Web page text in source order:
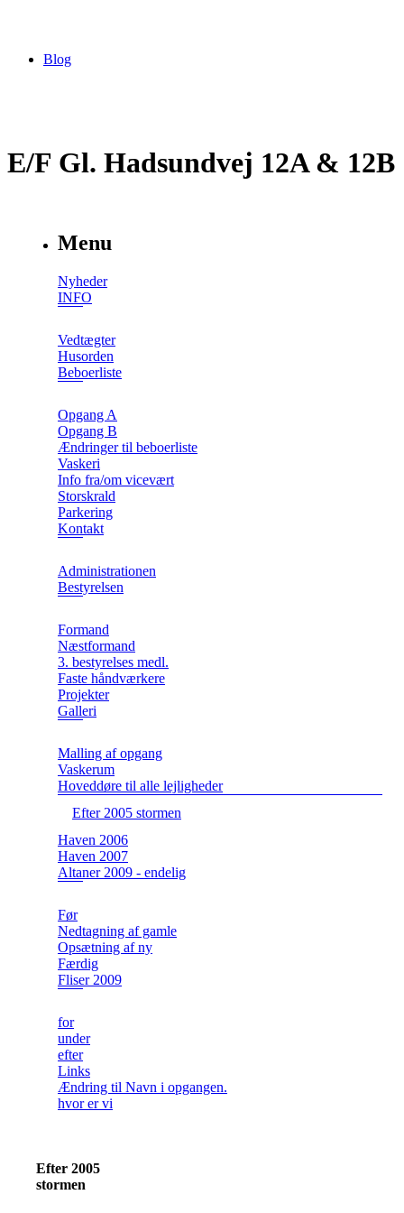
Blog
E/F Gl. Hadsundvej 12A & 12B
Menu
Nyheder
INFO
Vedtægter
Husorden
Beboerliste
Opgang A
Opgang B
Ændringer til beboerliste
Vaskeri
Info fra/om vicevært
Storskrald
Parkering
Kontakt
Administrationen
Bestyrelsen
Formand
Næstformand
3. bestyrelses medl.
Faste håndværkere
Projekter
Galleri
Malling af opgang
Vaskerum
Hoveddøre til alle lejligheder
Efter 2005 stormen
Haven 2006
Haven 2007
Altaner 2009 - endelig
Før
Nedtagning af gamle
Opsætning af ny
Færdig
Fliser 2009
for
under
efter
Links
Ændring til Navn i opgangen.
hvor er vi
Efter 2005
stormen